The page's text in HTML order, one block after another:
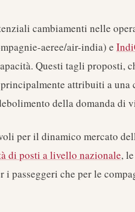
cambiamenti nelle
aeree/air-india) e
Questi tagli proposti,
attribuiti a una
della domanda di
per il dinamico mercato
di posti a livello nazionale,
i passeggeri che per le